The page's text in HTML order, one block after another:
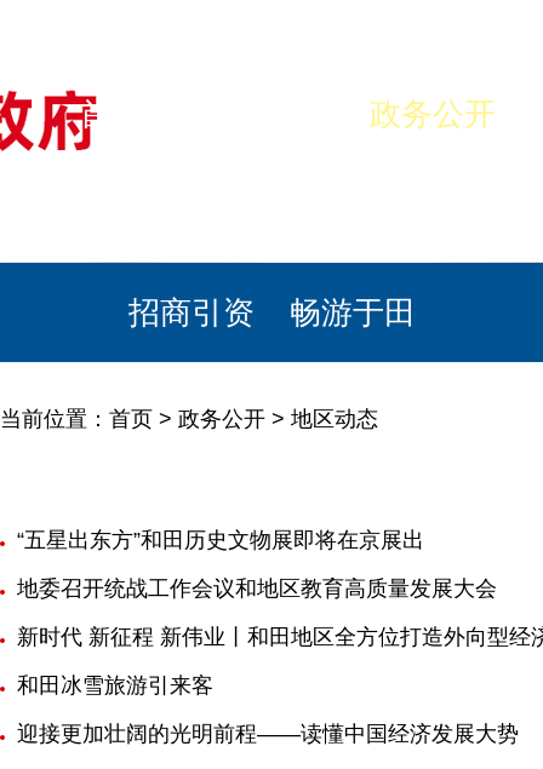
首页 政务公开
招商引资 畅游于田
当前位置： 首页 > 政务公开 > 地区动态
“五星出东方”和田历史文物展即将在京展出
地委召开统战工作会议和地区教育高质量发展大会
新时代 新征程 新伟业丨和田地区全方位打造外向型经
和田冰雪旅游引来客
迎接更加壮阔的光明前程——读懂中国经济发展大势